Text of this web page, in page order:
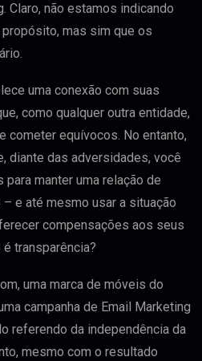
Claro, não estamos indicando
mas sim que os
uma conexão com suas
como qualquer outra entidade,
cometer equívocos. No entanto,
diante das adversidades, você
manter uma relação de
e até mesmo usar a situação
compensações aos seus
transparência?
uma marca de móveis do
campanha de Email Marketing
referendo da independência da
mesmo com o resultado